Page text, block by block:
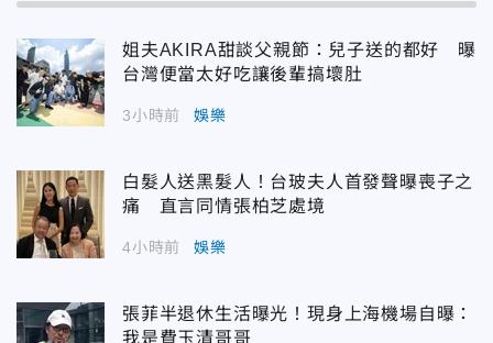
姐夫AKIRA甜談父親節：兒子送的都好 曝
台灣便當太好吃讓後輩搞壞肚
3小時前 娛樂
白髮人送黑髮人！台玻夫人首發聲曝喪子之
痛 直言同情張柏芝處境
4小時前 娛樂
張菲半退休生活曝光！現身上海機場自曝：
我是費玉清哥哥